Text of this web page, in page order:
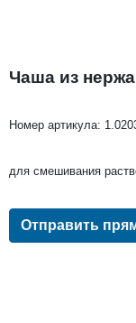
Чаша из
Номер артикула:
для смешивания
Отправить